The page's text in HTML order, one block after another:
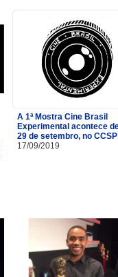
A 1ª Mostra Cine Brasil
Experimental acontece
29 de setembro, no CCSP
17/09/2019